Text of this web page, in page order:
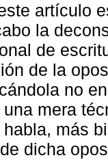
artículo
la
de
de la
no
mera
más
dicha